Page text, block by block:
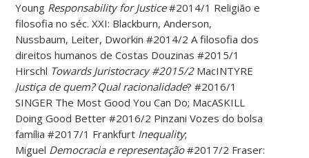
Young Responsability for Justice#2014/1 Religião e
filosofia no séc. XXI: Blackburn, Anderson,
Nussbaum, Leiter, Dworkin #2014/2 A filosofia dos
direitos humanos de Costas Douzinas #2015/1
Hirschl Towards Juristocracy#2015/2 MacINTYRE
Justiça de quem?Qual racionalidade? #2016/1
SINGER The Most Good You Can Do; MacASKILL
Doing Good Better #2016/2 Pinzani Vozes do bolsa
família #2017/1 Frankfurt Inequality;
Miguel Democracia e representação#2017/2 Fraser: